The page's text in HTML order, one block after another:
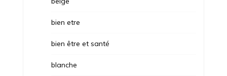
bien etre
bien être et santé
blanche